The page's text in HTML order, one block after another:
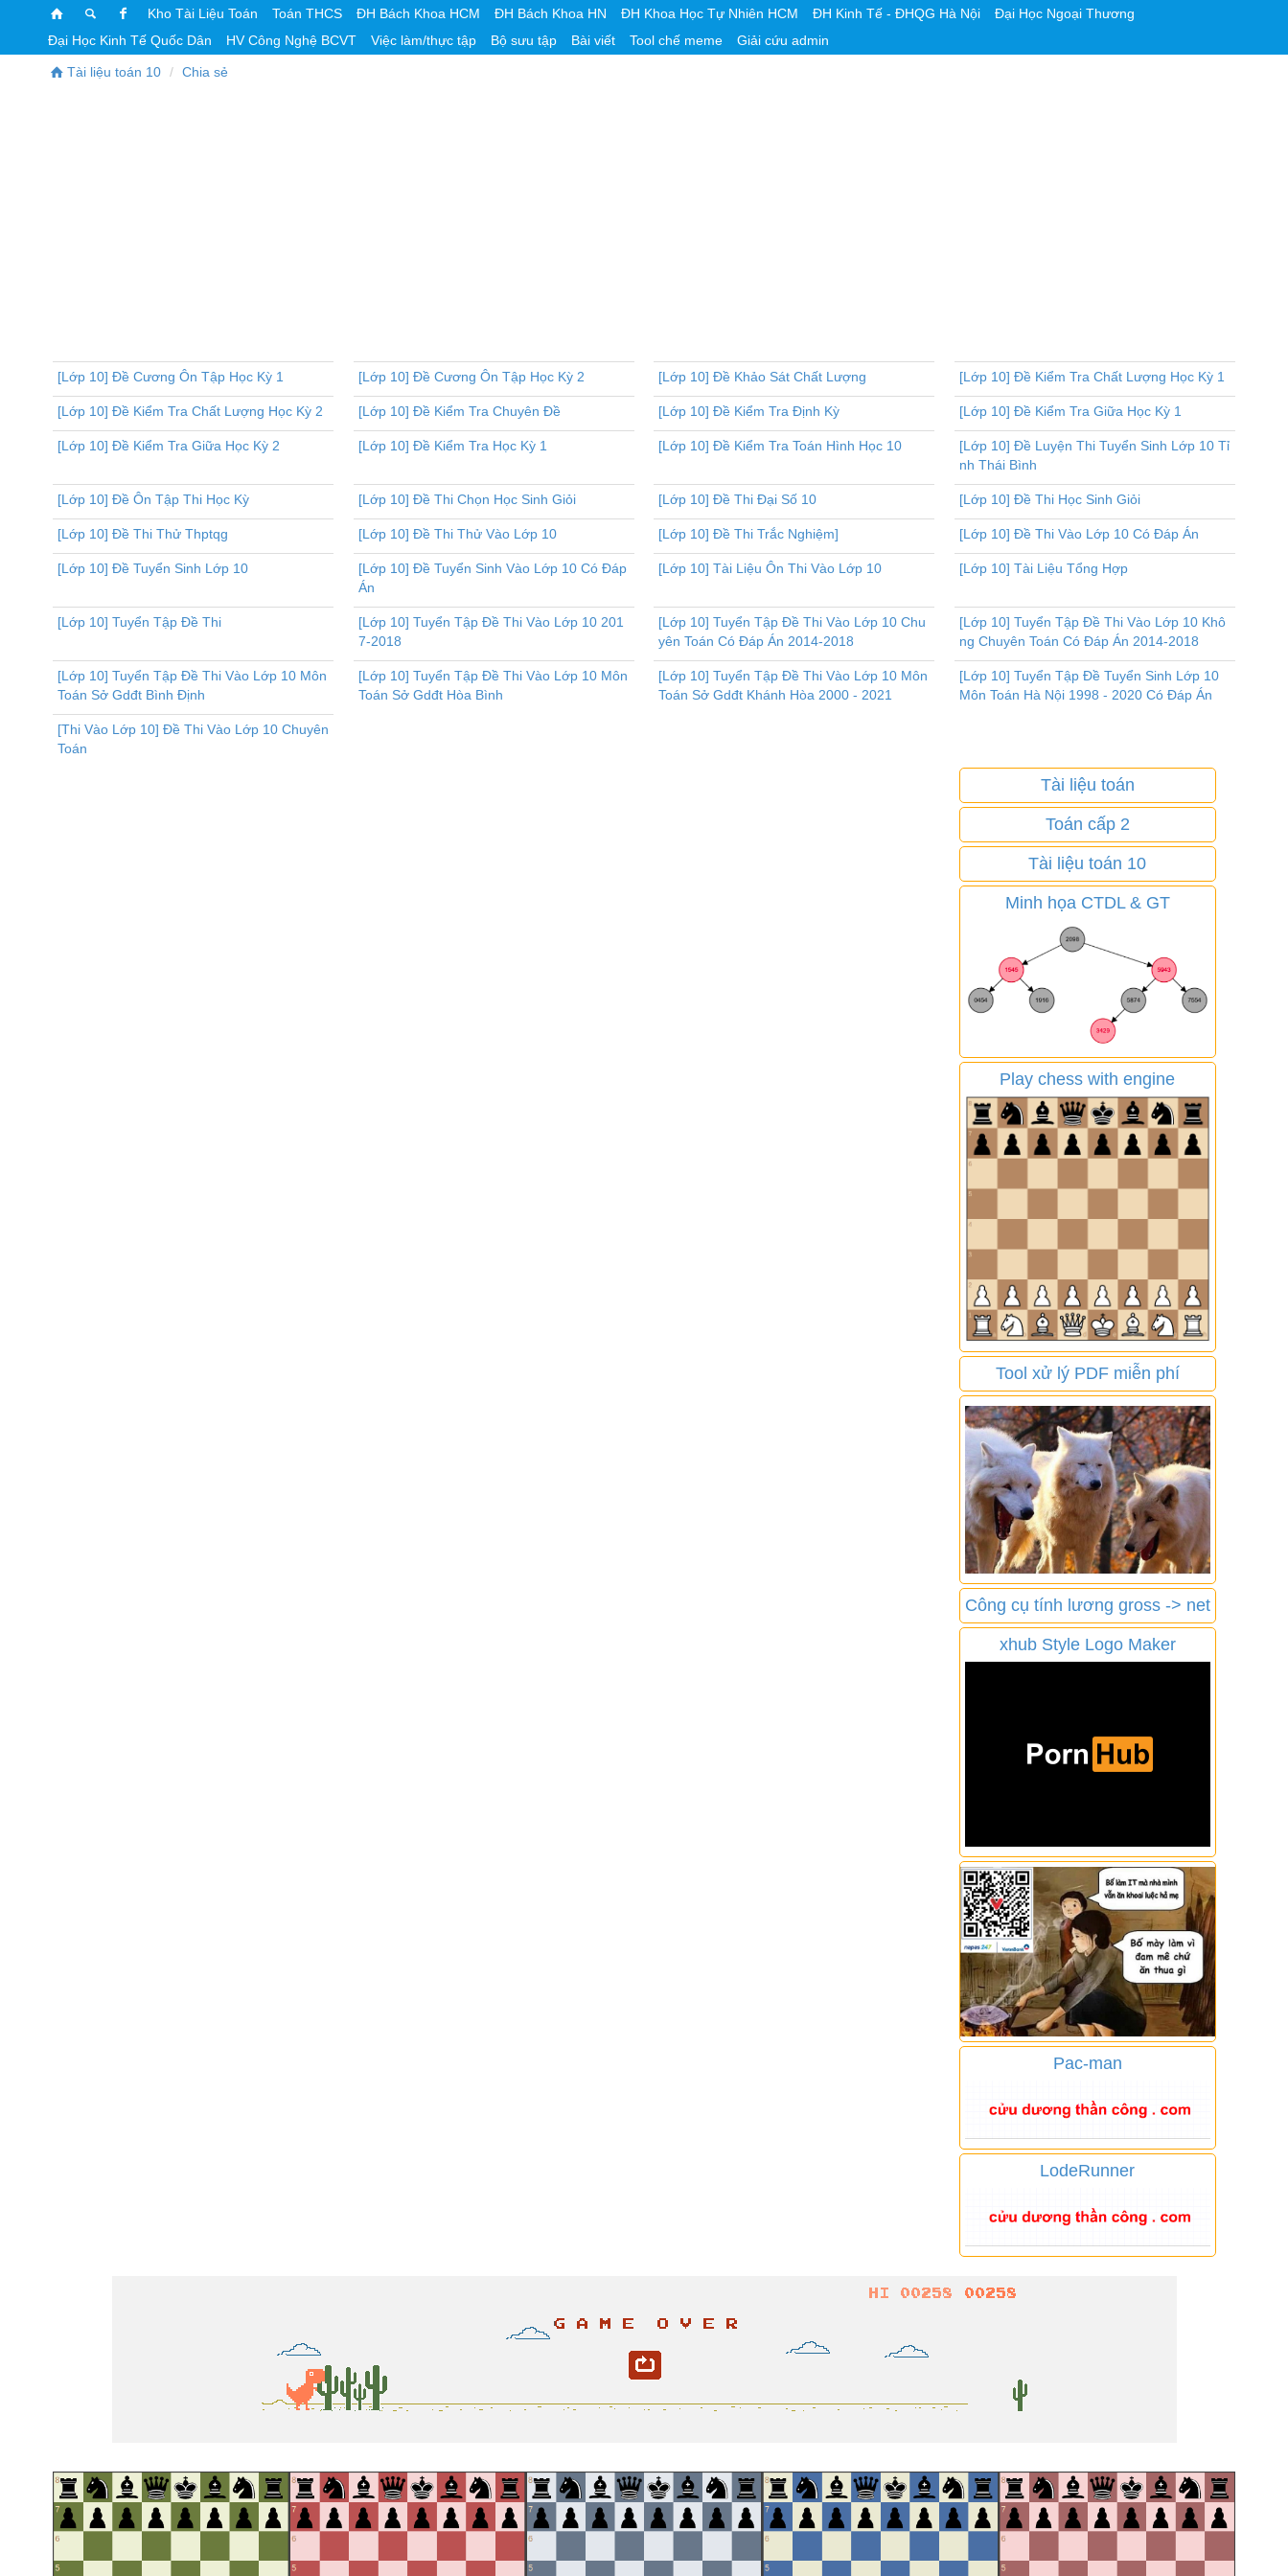
Kho Tài Liệu Toán Toán THCS ĐH Bách Khoa HCM ĐH Bách Khoa HN ĐH Khoa Học Tự Nhiên HCM ĐH Kinh Tế - ĐHQG Hà Nội
Đại Học Ngoại Thương
Đại Học Kinh Tế Quốc Dân
HV Công Nghệ BCVT Việc làm/thực tập Bộ sưu tập Bài viết Tool chế meme Giải cứu admin
Tài liệu toán 10 Chia sẻ
[Lớp 10] Đề Cương Ôn Tập Học Kỳ 1 [Lớp 10] Đề Cương Ôn Tập Học Kỳ 2 [Lớp 10] Đề Khảo Sát Chất Lượng [Lớp 10] Đề Kiểm Tra Chất Lượng Học Kỳ 1
[Lớp 10] Đề Kiểm Tra Chất Lượng Học Kỳ 2 [Lớp 10] Đề Kiểm Tra Chuyên Đề [Lớp 10] Đề Kiểm Tra Định Kỳ [Lớp 10] Đề Kiểm Tra Giữa Học Kỳ 1
[Lớp 10] Đề Kiểm Tra Giữa Học Kỳ 2 [Lớp 10] Đề Kiểm Tra Học Kỳ 1 [Lớp 10] Đề Kiểm Tra Toán Hình Học 10
[Lớp 10] Đề Luyện Thi Tuyển Sinh Lớp 10 Tỉ
nh Thái Bình
[Lớp 10] Đề Ôn Tập Thi Học Kỳ [Lớp 10] Đề Thi Chọn Học Sinh Giỏi [Lớp 10] Đề Thi Đại Số 10 [Lớp 10] Đề Thi Học Sinh Giỏi
[Lớp 10] Đề Thi Thử Thptqg [Lớp 10] Đề Thi Thử Vào Lớp 10 [Lớp 10] Đề Thi Trắc Nghiệm] [Lớp 10] Đề Thi Vào Lớp 10 Có Đáp Án
[Lớp 10] Đề Tuyển Sinh Lớp 10
[Lớp 10] Đề Tuyển Sinh Vào Lớp 10 Có Đáp
Án
[Lớp 10] Tài Liệu Ôn Thi Vào Lớp 10 [Lớp 10] Tài Liệu Tổng Hợp
[Lớp 10] Tuyển Tập Đề Thi
[Lớp 10] Tuyển Tập Đề Thi Vào Lớp 10 201
7-2018
[Lớp 10] Tuyển Tập Đề Thi Vào Lớp 10 Chu
yên Toán Có Đáp Án 2014-2018
[Lớp 10] Tuyển Tập Đề Thi Vào Lớp 10 Khô
ng Chuyên Toán Có Đáp Án 2014-2018
[Lớp 10] Tuyển Tập Đề Thi Vào Lớp 10 Môn
Toán Sở Gdđt Bình Định
[Lớp 10] Tuyển Tập Đề Thi Vào Lớp 10 Môn
Toán Sở Gdđt Hòa Bình
[Lớp 10] Tuyển Tập Đề Thi Vào Lớp 10 Môn
Toán Sở Gdđt Khánh Hòa 2000 - 2021
[Lớp 10] Tuyển Tập Đề Tuyển Sinh Lớp 10
Môn Toán Hà Nội 1998 - 2020 Có Đáp Án
[Thi Vào Lớp 10] Đề Thi Vào Lớp 10 Chuyên
Toán
Tài liệu toán
Toán cấp 2
Tài liệu toán 10
Minh họa CTDL & GT
Play chess with engine
Tool xử lý PDF miễn phí
Công cụ tính lương gross -> net
xhub Style Logo Maker
Pac-man
LodeRunner